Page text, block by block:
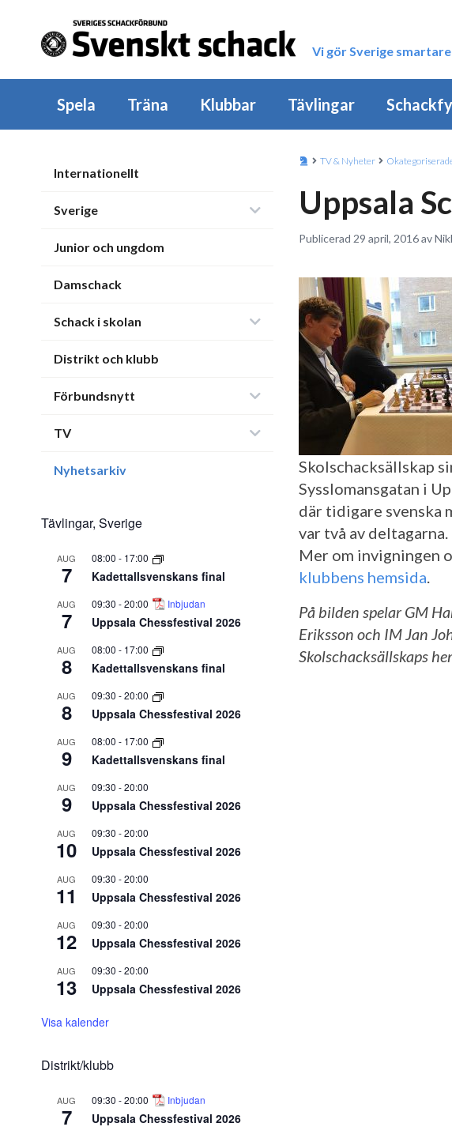
Vi gör Sverige smartare
Spela Träna Klubbar Tävlingar
Internationellt
Sverige
Junior och ungdom
Damschack
Schack i skolan
Distrikt och klubb
Förbundsnytt
TV
Nyhetsarkiv
Tävlingar, Sverige
AUG
7
08:00 - 17:00
Kadettallsvenskans final
AUG
7
09:30 -20:00 Inbjudan
Uppsala Chessfestival 2026
AUG
8
08:00 - 17:00
Kadettallsvenskans final
AUG
8
09:30 -20:00
Uppsala Chessfestival 2026
AUG
9
08:00 - 17:00
Kadettallsvenskans final
AUG
9
09:30 -20:00
Uppsala Chessfestival 2026
AUG
10
09:30 -20:00
Uppsala Chessfestival 2026
AUG
11
09:30 -20:00
Uppsala Chessfestival 2026
AUG
12
09:30 -20:00
Uppsala Chessfestival 2026
AUG
13
09:30 -20:00
Uppsala Chessfestival 2026
Visa kalender
Distrikt/klubb
AUG
7
09:30 -20:00 Inbjudan
Uppsala Chessfestival 2026
TV & Nyheter
Uppsala
Publicerad 29 april, 2016 av
Skolschacksällskap
Sysslomansgatan i
där tidigare svenska
var två av deltagarna.
Mer om invigningen
klubbens hemsida.
På bilden spelar GM
Eriksson och IM Jan
Skolschacksällskaps